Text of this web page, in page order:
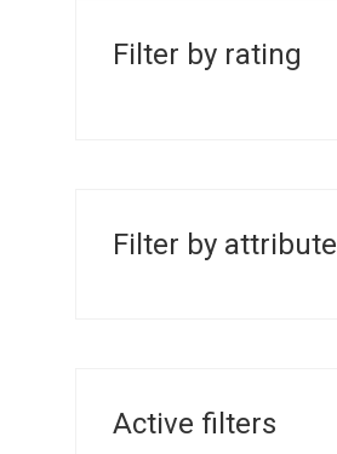
Filter by rating
Filter by attribute
Active filters